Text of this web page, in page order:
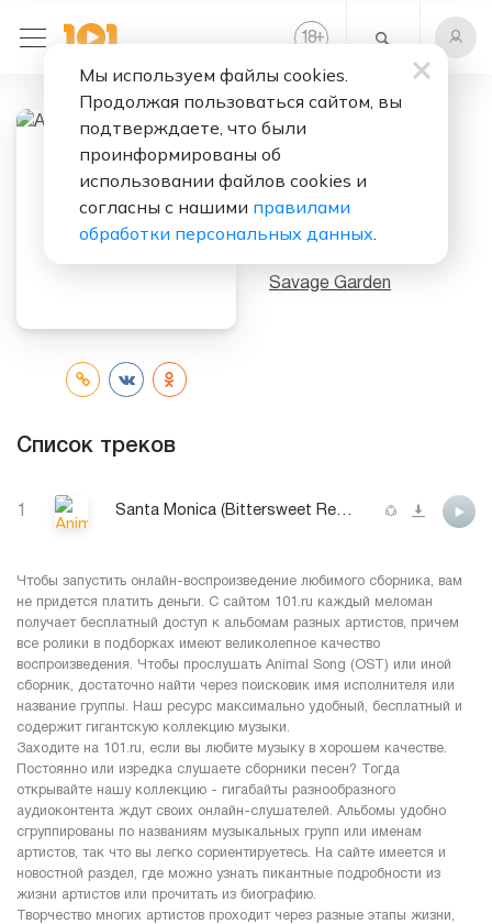
18+
Слушать бесплатно
Animal Song
(OST)
Savage Garden
Список треков
1 Santa Monica (Bittersweet Remix)
Чтобы запустить онлайн-воспроизведение любимого сборника, вам
не придется платить деньги. С сайтом 101.ru каждый меломан
получает бесплатный доступ к альбомам разных артистов, причем
все ролики в подборках имеют великолепное качество
воспроизведения. Чтобы прослушать Animal Song (OST) или иной
сборник, достаточно найти через поисковик имя исполнителя или
название группы. Наш ресурс максимально удобный, бесплатный и
содержит гигантскую коллекцию музыки.
Заходите на 101.ru, если вы любите музыку в хорошем качестве.
Постоянно или изредка слушаете сборники песен? Тогда
открывайте нашу коллекцию - гигабайты разнообразного
аудиоконтента ждут своих онлайн-слушателей. Альбомы удобно
сгруппированы по названиям музыкальных групп или именам
артистов, так что вы легко сориентируетесь. На сайте имеется и
новостной раздел, где можно узнать пикантные подробности из
жизни артистов или прочитать из биографию.
Творчество многих артистов проходит через разные этапы жизни,
Мы используем файлы cookies.
Продолжая пользоваться сайтом, вы
подтверждаете, что были
проинформированы об
использовании файлов cookies и
согласны с нашими правилами
обработки персональных данных.